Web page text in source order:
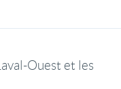
Ouest et les